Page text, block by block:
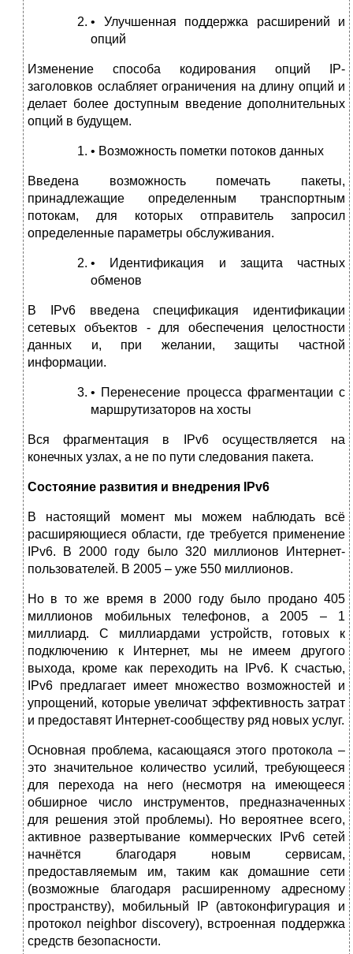
• Улучшенная поддержка расширений и
опций
Изменение способа кодирования опций IP-
заголовков ослабляет ограничения на длину опций и
делает более доступным введение дополнительных
опций в будущем.
• Возможность пометки потоков данных
Введена возможность помечать пакеты,
принадлежащие определенным транспортным
потокам, для которых отправитель запросил
определенные параметры обслуживания.
• Идентификация и защита частных
обменов
В IPv6 введена спецификация идентификации
сетевых объектов - для обеспечения целостности
данных и, при желании, защиты частной
информации.
• Перенесение процесса фрагментации с
маршрутизаторов на хосты
Вся фрагментация в IPv6 осуществляется на
конечных узлах, а не по пути следования пакета.
Состояние развития и внедрения IPv6
В настоящий момент мы можем наблюдать всё
расширяющиеся области, где требуется применение
IPv6. В 2000 году было 320 миллионов Интернет-
пользователей. В 2005 – уже 550 миллионов.
Но в то же время в 2000 году было продано 405
миллионов мобильных телефонов, а 2005 – 1
миллиард. С миллиардами устройств, готовых к
подключению к Интернет, мы не имеем другого
выхода, кроме как переходить на IPv6. К счастью,
IPv6 предлагает имеет множество возможностей и
упрощений, которые увеличат эффективность затрат
и предоставят Интернет-сообществу ряд новых услуг.
Основная проблема, касающаяся этого протокола –
это значительное количество усилий, требующееся
для перехода на него (несмотря на имеющееся
обширное число инструментов, предназначенных
для решения этой проблемы). Но вероятнее всего,
активное развертывание коммерческих IPv6 сетей
начнётся благодаря новым сервисам,
предоставляемым им, таким как домашние сети
(возможные благодаря расширенному адресному
пространству), мобильный IP (автоконфигурация и
протокол neighbor discovery), встроенная поддержка
средств безопасности.